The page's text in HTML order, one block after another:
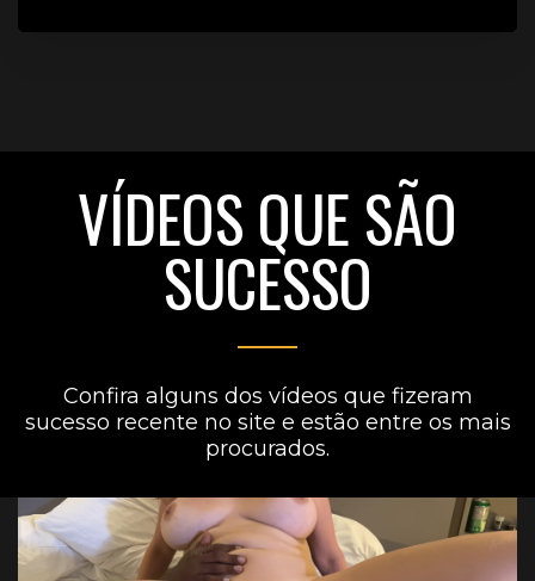
VÍDEOS QUE SÃO
SUCESSO
Confira alguns dos vídeos que fizeram
sucesso recente no site e estão entre os mais
procurados.